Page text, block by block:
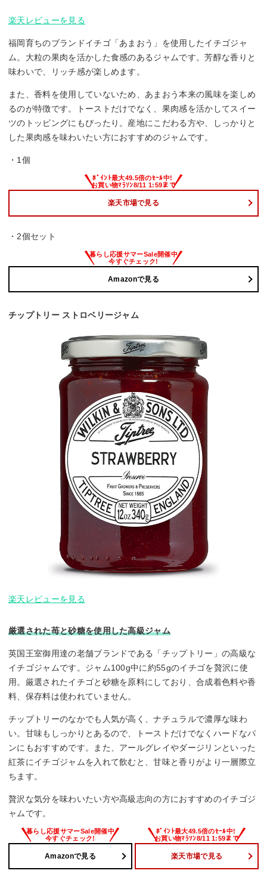
楽天レビューを見る
福岡育ちのブランドイチゴ「あまおう」を使用したイチゴジャ
ム。大粒の果肉を活かした食感のあるジャムです。芳醇な香りと
味わいで、リッチ感が楽しめます。
また、香料を使用していないため、あまおう本来の風味を楽しめ
るのが特徴です。トーストだけでなく、果肉感を活かしてスイー
ツのトッピングにもぴったり。産地にこだわる方や、しっかりと
した果肉感を味わいたい方におすすめのジャムです。
・1個
楽天市場で見る
・2個セット
Amazonで見る
チップトリー ストロベリージャム
楽天レビューを見る
厳選された苺と砂糖を使用した高級ジャム
英国王室御用達の老舗ブランドである「チップトリー」の高級な
イチゴジャムです。ジャム100g中に約55gのイチゴを贅沢に使
用。厳選されたイチゴと砂糖を原料にしており、合成着色料や香
料、保存料は使われていません。
チップトリーのなかでも人気が高く、ナチュラルで濃厚な味わ
い。甘味もしっかりとあるので、トーストだけでなくハードなパ
ンにもおすすめです。また、アールグレイやダージリンといった
紅茶にイチゴジャムを入れて飲むと、甘味と香りがより一層際立
ちます。
贅沢な気分を味わいたい方や高級志向の方におすすめのイチゴジ
ャムです。
Amazonで見る 楽天市場で見る